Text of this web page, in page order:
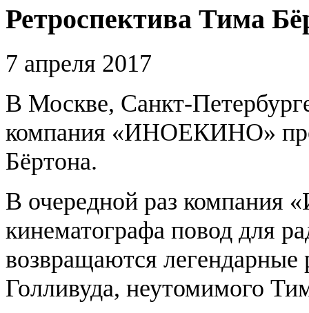
Ретроспектива Тима
7 апреля 2017
В Москве, Санкт-
компания «ИНОЕКИНО»
Бёртона.
В очередной раз
кинематографа повод для
возвращаются легендарные
Голливуда, неутомимого